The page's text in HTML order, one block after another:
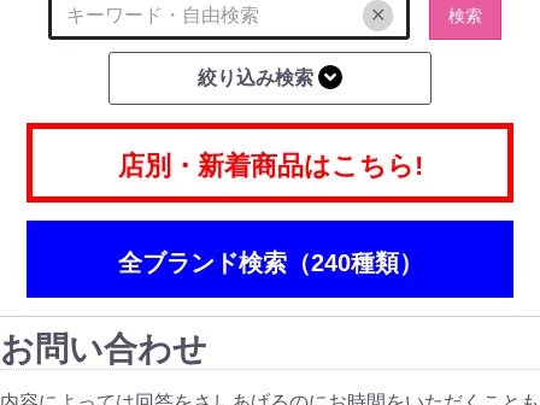
✕ 検索
絞り込み検索
店別・新着商品はこちら!
全ブランド検索（240種類）
お問い合わせ